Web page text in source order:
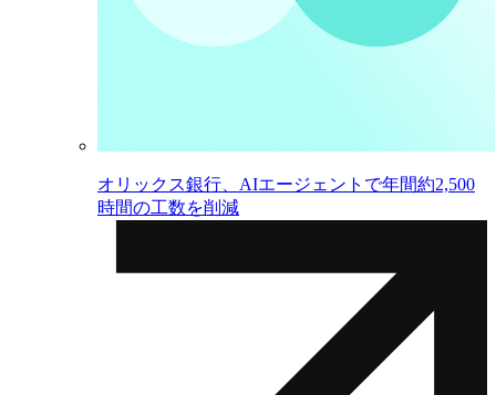
オリックス銀行、AIエージェントで年間約2,500
時間の工数を削減